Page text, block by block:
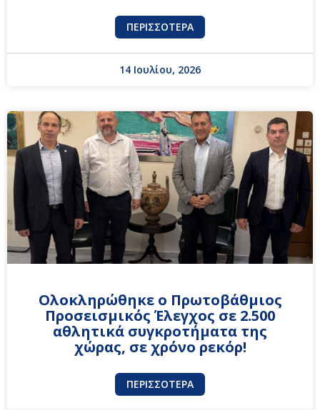
ΠΕΡΙΣΣΌΤΕΡΑ
14 Ιουλίου, 2026
Ολοκληρώθηκε ο Πρωτοβάθμιος
Προσεισμικός Έλεγχος σε 2.500
αθλητικά συγκροτήματα της
χώρας, σε χρόνο ρεκόρ!
ΠΕΡΙΣΣΌΤΕΡΑ